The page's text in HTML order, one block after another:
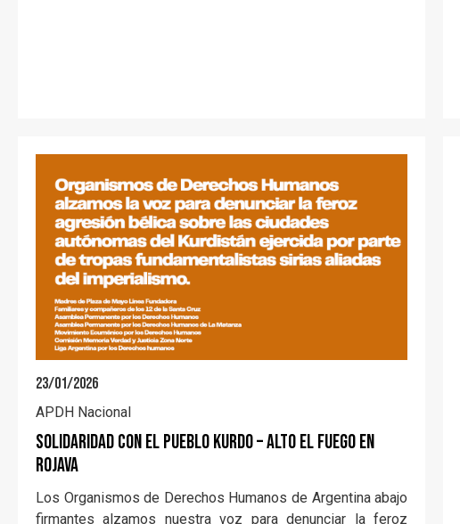
23/01/2026
APDH Nacional
SOLIDARIDAD CON EL PUEBLO KURDO – ALTO EL FUEGO EN
ROJAVA
Los Organismos de Derechos Humanos de Argentina abajo
firmantes alzamos nuestra voz para denunciar la feroz